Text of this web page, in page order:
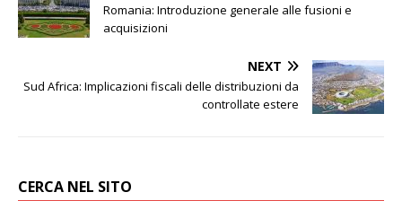
Romania: Introduzione generale alle fusioni e
acquisizioni
NEXT
Sud Africa: Implicazioni fiscali delle distribuzioni da
controllate estere
CERCA NEL SITO